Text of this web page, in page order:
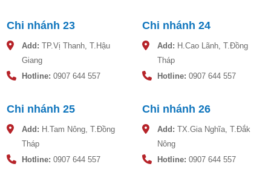
Chi nhánh 23
Add: TP.Vị Thanh, T.Hậu
Giang
Hotline: 0907 644 557
Chi nhánh 24
Add: H.Cao Lãnh, T.Đồng
Tháp
Hotline: 0907 644 557
Chi nhánh 25
Add: H.Tam Nông, T.Đồng
Tháp
Hotline: 0907 644 557
Chi nhánh 26
Add: TX.Gia Nghĩa, T.Đắk
Nông
Hotline: 0907 644 557